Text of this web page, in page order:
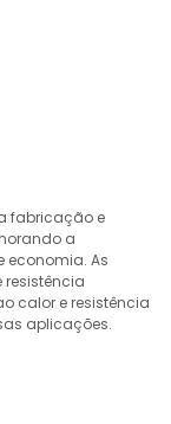
fabricação e
a
economia. As
calor e resistência
aplicações.